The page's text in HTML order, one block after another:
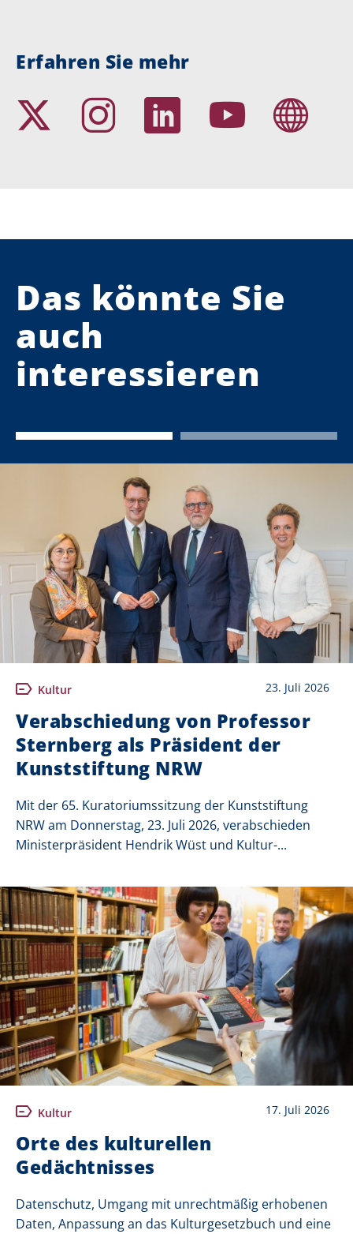
Erfahren Sie mehr
Das könnte Sie
auch
interessieren
Kultur 23. Juli 2026
Verabschiedung von Professor
Sternberg als Präsident der
Kunststiftung NRW
Mit der 65. Kuratoriumssitzung der Kunststiftung
NRW am Donnerstag, 23. Juli 2026, verabschieden
Ministerpräsident Hendrik Wüst und Kultur-...
Kultur 17. Juli 2026
Orte des kulturellen
Gedächtnisses
Datenschutz, Umgang mit unrechtmäßig erhobenen
Daten, Anpassung an das Kulturgesetzbuch und eine